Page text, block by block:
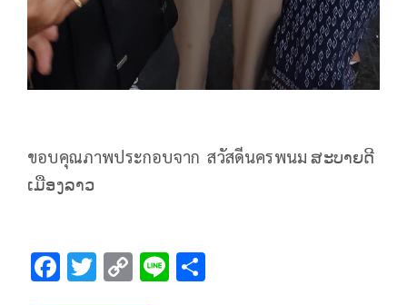
ขอบคุณภาพประกอบจาก สวัสดีนครพนม ສະບາຍດີ
ເມືອງລາວ
F T C Li